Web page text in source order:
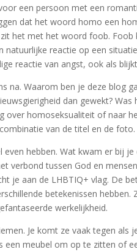
een persoon met een
dat het woord homo een
zit het met het woord foob.
natuurlijke reactie op een
reactie van angst, ook als
na. Waarom ben je deze blog
dan gewekt?
over homoseksualiteit of naar
van de titel en de foto.
hebben. Wat kwam er bij
verbond tussen God en
je aan de LHBTIQ+ vlag. De
betekenissen
werkelijkheid.
Je komt ze vaak tegen als
een meubel om op te zitten of